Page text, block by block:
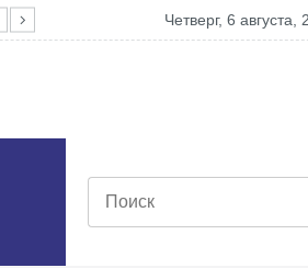
Яркое лето и безопасные
четверг, 6 августа,